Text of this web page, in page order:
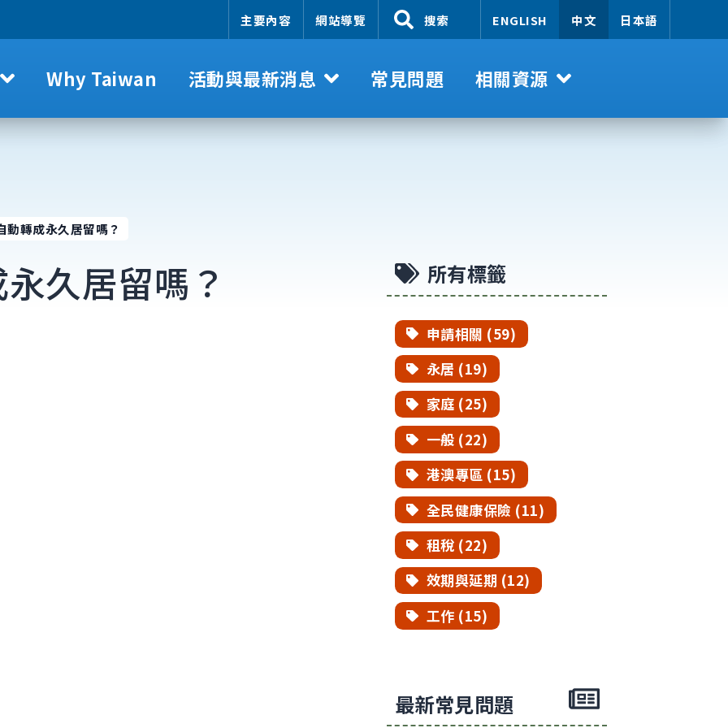
主要內容 網站導覽 搜索 ENGLISH 中文 日本語
Why Taiwan 活動與最新消息 常見問題 相關資源
動轉成永久居留嗎？
久居留嗎？ 所有標籤
申請相關 (59)
永居 (19)
家庭 (25)
一般 (22)
港澳專區 (15)
全民健康保險 (11)
租稅 (22)
效期與延期 (12)
工作 (15)
最新常見問題